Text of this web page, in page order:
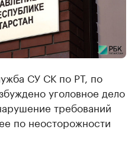
СУ СК по РТ, по
уголовное дело
требований
по неосторожности